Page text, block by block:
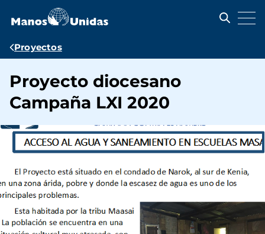
contenido
Ruta
navegación
Proyectos
Proyecto diocesano
Campaña LXI 2020